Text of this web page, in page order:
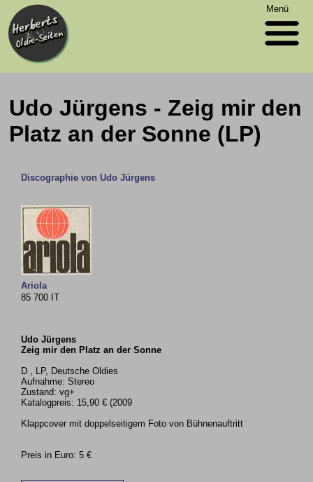
Menü
Udo Jürgens - Zeig mir den
Platz an der Sonne (LP)
Discographie von Udo Jürgens
Ariola
85 700 IT
Udo Jürgens
Zeig mir den Platz an der Sonne
D , LP, Deutsche Oldies
Aufnahme: Stereo
Zustand: vg+
Katalogpreis: 15,90 € (2009
Klappcover mit doppelseitigem Foto von Bühnenauftritt
Preis in Euro: 5 €